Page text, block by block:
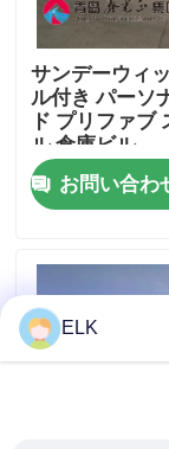
品質管理
連絡 ください
ニュース
引金 を 求め
サンデーウィ
ル付き パーソ
ド プリファブ
ル 倉庫ビル
お問い合わ
ELK